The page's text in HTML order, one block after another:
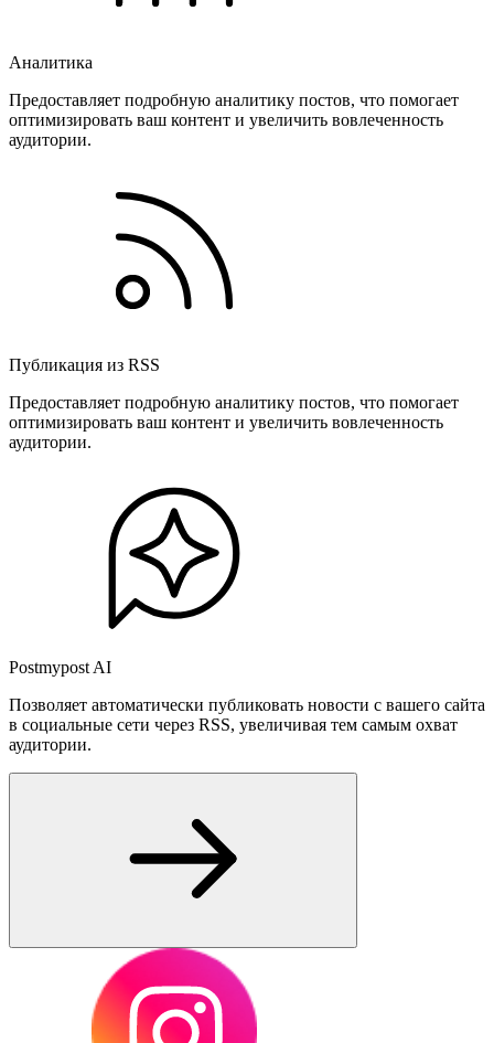
Аналитика
Предоставляет подробную аналитику постов, что помогает
оптимизировать ваш контент и увеличить вовлеченность
аудитории.
Публикация из RSS
Предоставляет подробную аналитику постов, что помогает
оптимизировать ваш контент и увеличить вовлеченность
аудитории.
Postmypost AI
Позволяет автоматически публиковать новости с вашего сайта
в социальные сети через RSS, увеличивая тем самым охват
аудитории.